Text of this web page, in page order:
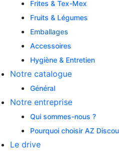
Frites & Tex-Mex
Fruits & Légumes
Emballages
Accessoires
Hygiène & Entretien
Notre catalogue
Général
Notre entreprise
Qui sommes-nous ?
Pourquoi choisir AZ
Le drive